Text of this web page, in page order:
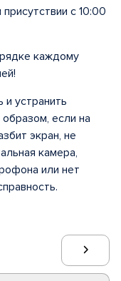
с 10:00
каждому
устранить
если на
экран, не
камера,
или нет